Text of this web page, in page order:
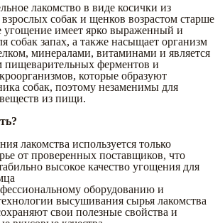
лакомство в виде косички из
собак и щенков возрастом старше
угощение имеет ярко выраженный и
собак запах, а также насыщает организм
минералами, витаминами и является
ферментов и
которые образуют
собак, поэтому незаменимы для
из пищи.
лакомства используется только
от проверенных поставщиков, что
высокое качество угощения для
оборудованию и
высушивания сырья лакомства
свои полезные свойства и